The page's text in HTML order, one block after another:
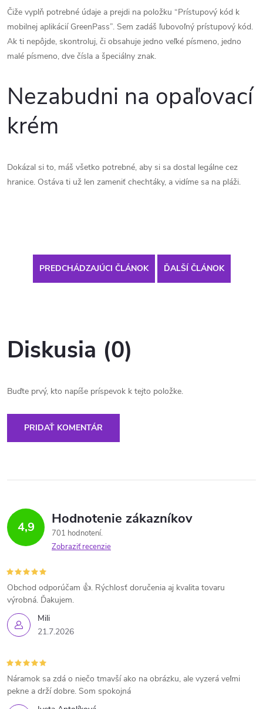
Čiže vyplň potrebné údaje a prejdi na položku “Prístupový kód k
mobilnej aplikácií GreenPass”. Sem zadáš ľubovoľný prístupový kód.
Ak ti nepôjde, skontroluj, či obsahuje jedno veľké písmeno, jedno
malé písmeno, dve čísla a špeciálny znak.
Nezabudni na opaľovací
krém
Dokázal si to, máš všetko potrebné, aby si sa dostal legálne cez
hranice. Ostáva ti už len zameniť chechtáky, a vidíme sa na pláži.
PREDCHÁDZAJÚCI ČLÁNOK ĎALŠÍ ČLÁNOK
Diskusia (0)
Buďte prvý, kto napíše príspevok k tejto položke.
PRIDAŤ KOMENTÁR
4,9 Hodnotenie zákazníkov
701 hodnotení
Zobraziť recenzie
Mili
21.7.2026
Obchod odporúčam 👍. Rýchlosť doručenia aj kvalita tovaru
výrobná. Ďakujem.
Náramok sa zdá o niečo tmavší ako na obrázku, ale vyzerá veľmi
pekne a drží dobre. Som spokojná